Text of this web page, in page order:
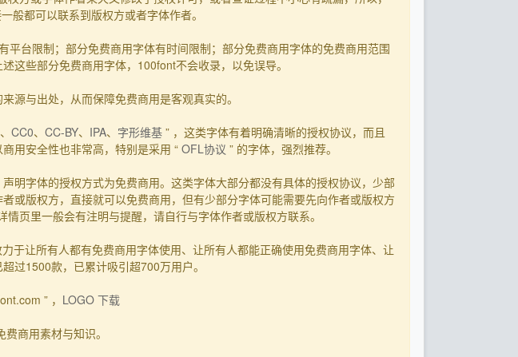
般都可以联系到版权方或者字体作者。
台限制；部分免费商用字体有时间限制；部分免费商用字体的免费商用范围
这些部分免费商用字体，100font不会收录，以免误导。
源与出处，从而保障免费商用是客观真实的。
、 CC0、 CC-BY、 IPA、 字形维基 ” ，这类字体有着明确清晰的授权协议，而且
用安全性也非常高，特别是采用 “ OFL协议 ” 的字体，强烈推荐。
明字体的授权方式为免费商用。这类字体大部分都没有具体的授权协议，少部
或版权方，直接就可以免费商用，但有少部分字体可能需要先向作者或版权方
页里一般会有注明与提醒，请自行与字体作者或版权方联系。
于让所有人都有免费商用字体使用、让所有人都能正确使用免费商用字体、让
过1500款，已累计吸引超700万用户。
” ， LOGO 下载
商用素材与知识。